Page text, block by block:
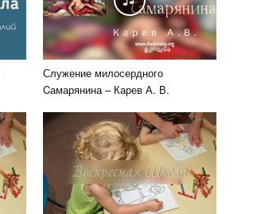
Служение милосердного
Cамарянина – Карев А. В.